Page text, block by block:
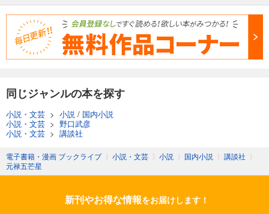
同じジャンルの本を探す
小説・文芸 > 小説 / 国内小説
小説・文芸 > 野口武彦
小説・文芸 > 講談社
電子書籍・漫画 ブックライブ 〉 小説・文芸 〉 小説 〉 国内小説 〉 講談社 〉
元禄五芒星
新刊やお得な情報をお届けします！